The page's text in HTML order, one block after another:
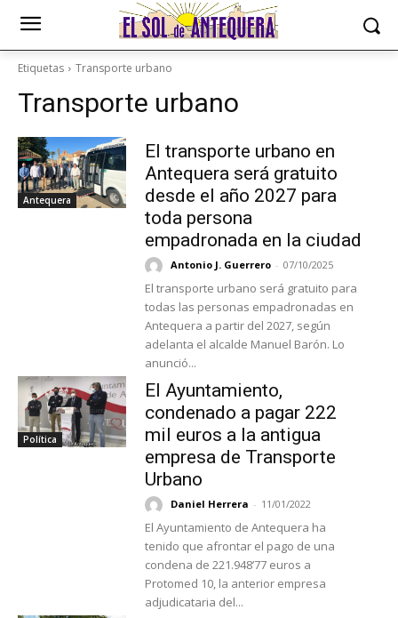
Etiquetas Transporte urbano
Transporte urbano
Antequera
El transporte urbano en
Antequera será gratuito
desde el año 2027 para
toda persona
empadronada en la ciudad
Antonio J. Guerrero - 07/10/2025
El transporte urbano será gratuito para
todas las personas empadronadas en
Antequera a partir del 2027, según
adelanta el alcalde Manuel Barón. Lo
anunció...
Política
El Ayuntamiento,
condenado a pagar 222
mil euros a la antigua
empresa de Transporte
Urbano
Daniel Herrera - 11/01/2022
El Ayuntamiento de Antequera ha
tenido que afrontar el pago de una
condena de 221.948’77 euros a
Protomed 10, la anterior empresa
adjudicataria del...